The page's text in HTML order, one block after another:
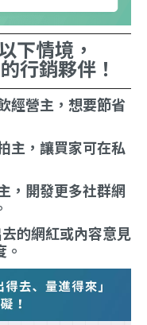
下情境，
行銷夥伴！
經營主，想要節省
主，讓買家可在私
，開發更多社群網
的網紅或內容意見